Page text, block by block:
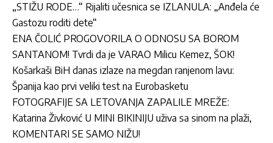
„STIŽU RODE…“ Rijaliti učesnica se IZLANULA: „Anđela će
Gastozu roditi dete“
ENA ČOLIĆ PROGOVORILA O ODNOSU SA BOROM
SANTANOM! Tvrdi da je VARAO Milicu Kemez, ŠOK!
Košarkaši BiH danas izlaze na megdan ranjenom lavu:
Španija kao prvi veliki test na Eurobasketu
FOTOGRAFIJE SA LETOVANJA ZAPALILE MREŽE:
Katarina Živković U MINI BIKINIJU uživa sa sinom na plaži,
KOMENTARI SE SAMO NIŽU!